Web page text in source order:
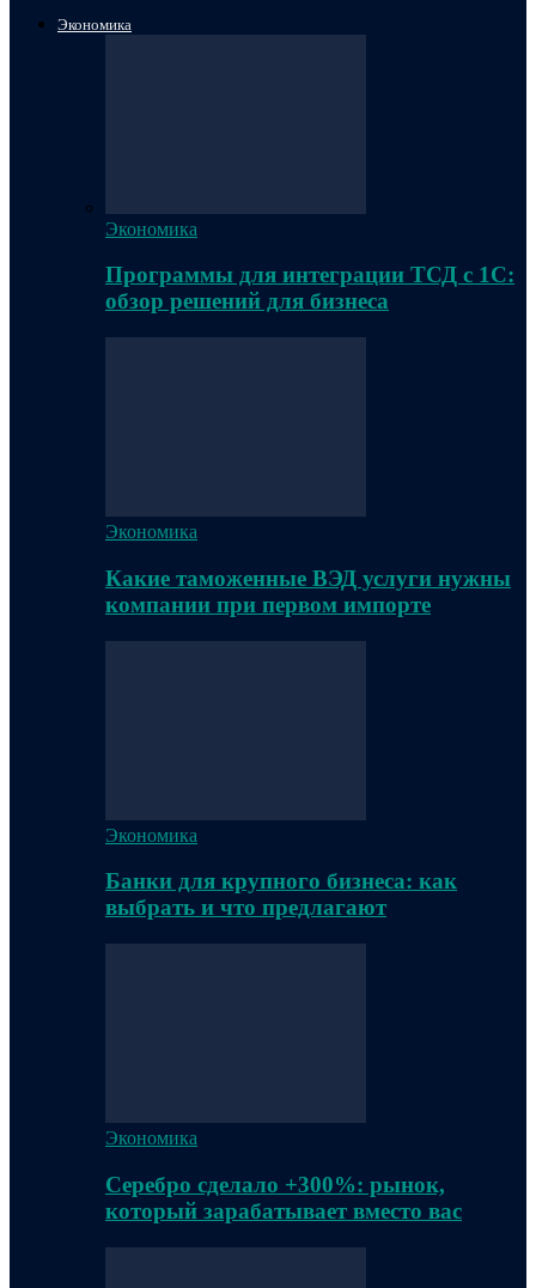
Экономика
Экономика
Программы для интеграции ТСД с 1С:
обзор решений для бизнеса
Экономика
Какие таможенные ВЭД услуги нужны
компании при первом импорте
Экономика
Банки для крупного бизнеса: как
выбрать и что предлагают
Экономика
Серебро сделало +300%: рынок,
который зарабатывает вместо вас